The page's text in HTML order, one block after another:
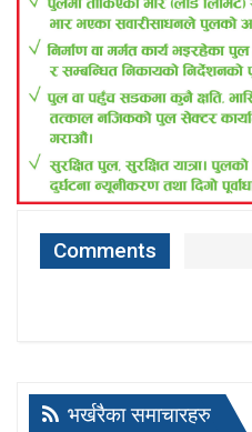
Comments
भर्खरैका समाचारहरु